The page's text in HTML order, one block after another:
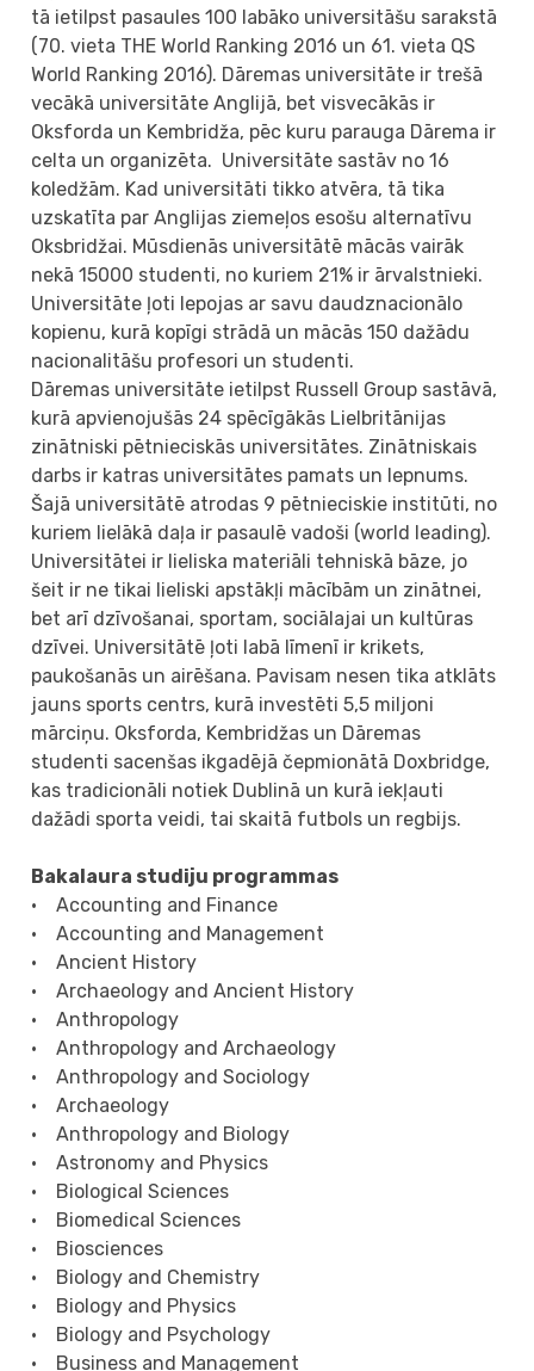
tā ietilpst pasaules 100 labāko universitāšu sarakstā
(70. vieta THE World Ranking 2016 un 61. vieta QS
World Ranking 2016). Dāremas universitāte ir trešā
vecākā universitāte Anglijā, bet visvecākās ir
Oksforda un Kembridža, pēc kuru parauga Dārema ir
celta un organizēta. Universitāte sastāv no 16
koledžām. Kad universitāti tikko atvēra, tā tika
uzskatīta par Anglijas ziemeļos esošu alternatīvu
Oksbridžai. Mūsdienās universitātē mācās vairāk
nekā 15000 studenti, no kuriem 21% ir ārvalstnieki.
Universitāte ļoti lepojas ar savu daudznacionālo
kopienu, kurā kopīgi strādā un mācās 150 dažādu
nacionalitāšu profesori un studenti.
Dāremas universitāte ietilpst Russell Group sastāvā,
kurā apvienojušās 24 spēcīgākās Lielbritānijas
zinātniski pētnieciskās universitātes. Zinātniskais
darbs ir katras universitātes pamats un lepnums.
Šajā universitātē atrodas 9 pētnieciskie institūti, no
kuriem lielākā daļa ir pasaulē vadoši (world leading).
Universitātei ir lieliska materiāli tehniskā bāze, jo
šeit ir ne tikai lieliski apstākļi mācībām un zinātnei,
bet arī dzīvošanai, sportam, sociālajai un kultūras
dzīvei. Universitātē ļoti labā līmenī ir krikets,
paukošanās un airēšana. Pavisam nesen tika atklāts
jauns sports centrs, kurā investēti 5,5 miljoni
mārciņu. Oksforda, Kembridžas un Dāremas
studenti sacenšas ikgadējā čepmionātā Doxbridge,
kas tradicionāli notiek Dublinā un kurā iekļauti
dažādi sporta veidi, tai skaitā futbols un regbijs.
Bakalaura studiju programmas
• Accounting and Finance
• Accounting and Management
• Ancient History
• Archaeology and Ancient History
• Anthropology
• Anthropology and Archaeology
• Anthropology and Sociology
• Archaeology
• Anthropology and Biology
• Astronomy and Physics
• Biological Sciences
• Biomedical Sciences
• Biosciences
• Biology and Chemistry
• Biology and Physics
• Biology and Psychology
• Business and Management